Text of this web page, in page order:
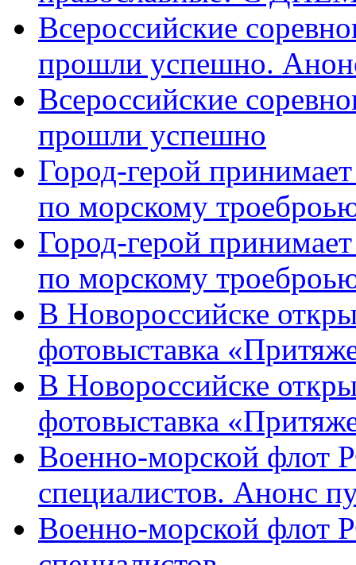
Всероссийские
прошли успешно.
Всероссийские
прошли успешно
Город-герой
по морскому
Город-герой
по морскому
В Новороссийске
фотовыставка
В Новороссийске
фотовыставка
Военно-морской флот
специалистов. Анонс
Военно-морской флот